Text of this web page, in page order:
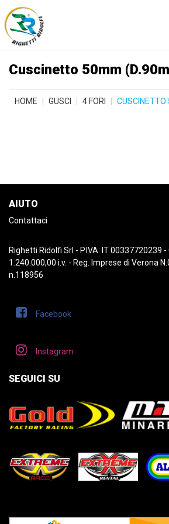
Cuscinetto 50mm
HOME GUSCI 4 FORI
AIUTO
Contattaci
Righetti Ridolfi Srl - P.IVA: IT 00337720239
1.240.000,00 i.v. - Reg. Imprese di Verona
n.118956
Facebook
Instagram
SEGUICI SU